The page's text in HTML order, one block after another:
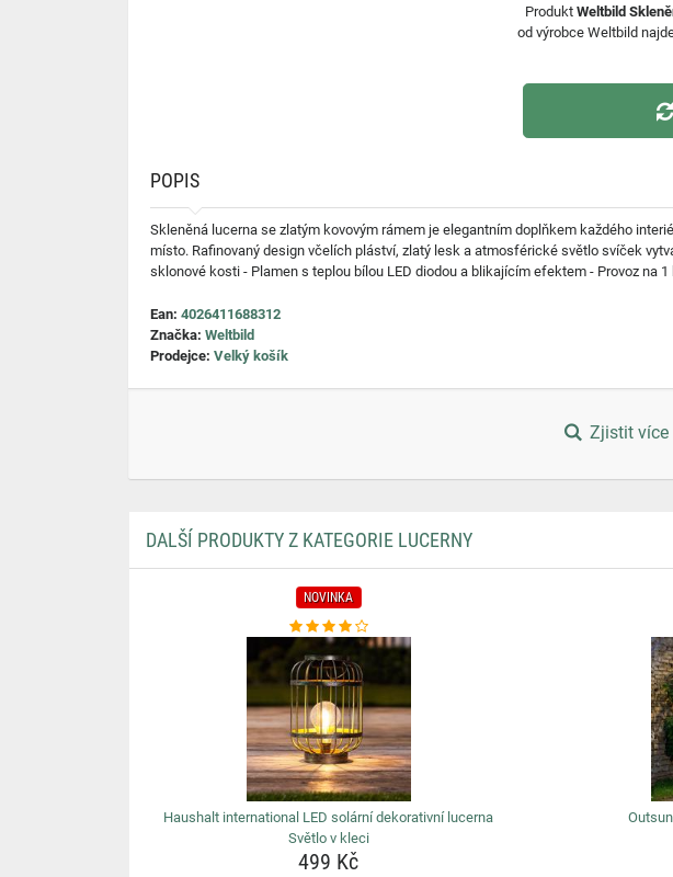
Produkt Weltbild
od výrobce Weltbild
POPIS
Skleněná lucerna se zlatým kovovým rámem je elegantním doplňkem každého
místo. Rafinovaný design včelích pláství, zlatý lesk a atmosférické světlo svíček
sklonové kosti - Plamen s teplou bílou LED diodou a blikajícím efektem - Provoz na
Ean: 4026411688312
Značka: Weltbild
Prodejce: Velký košík
Zjistit
DALŠÍ PRODUKTY Z KATEGORIE LUCERNY
NOVINKA
Haushalt international LED solární dekorativní lucerna
Světlo v kleci
499 Kč